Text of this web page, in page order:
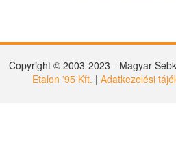
Copyright © 2003-2023 - Magyar
Etalon '95 Kft. |Adatkezelési